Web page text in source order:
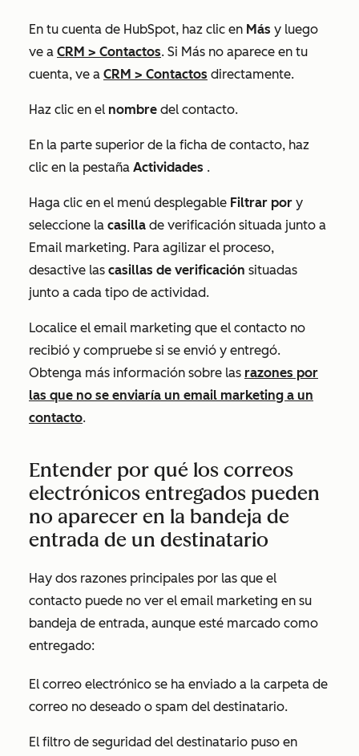
En tu cuenta de HubSpot, haz clic en Más y luego
ve a CRM > Contactos. Si Más no aparece en tu
cuenta, ve a CRM > Contactos directamente.
Haz clic en el nombre del contacto.
En la parte superior de la ficha de contacto, haz
clic en la pestaña Actividades .
Haga clic en el menú desplegable Filtrar por y
seleccione la casilla de verificación situada junto a
Email marketing. Para agilizar el proceso,
desactive las casillas de verificación situadas
junto a cada tipo de actividad.
Localice el email marketing que el contacto no
recibió y compruebe si se envió y entregó.
Obtenga más información sobre las razones por
las que no se enviaría un email marketing a un
contacto.
Entender por qué los correos
electrónicos entregados pueden
no aparecer en la bandeja de
entrada de un destinatario
Hay dos razones principales por las que el
contacto puede no ver el email marketing en su
bandeja de entrada, aunque esté marcado como
entregado:
El correo electrónico se ha enviado a la carpeta de
correo no deseado o spam del destinatario.
El filtro de seguridad del destinatario puso en